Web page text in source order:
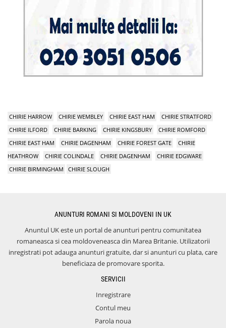
CHIRIE HARROW CHIRIE WEMBLEY CHIRIE EAST HAM
CHIRIE STRATFORD
CHIRIE ILFORD
CHIRIE BARKING CHIRIE KINGSBURY
CHIRIE ROMFORD
CHIRIE EAST HAM
CHIRIE DAGENHAM CHIRIE FOREST GATE
CHIRIE
HEATHROW
CHIRIE COLINDALE CHIRIE DAGENHAM
CHIRIE EDGWARE
CHIRIE BIRMINGHAM
CHIRIE SLOUGH
ANUNTURI ROMANI SI MOLDOVENI IN UK
Anuntul UK este un portal de anunturi pentru comunitatea
romaneasca si cea moldoveneasca din Marea Britanie. Utilizatorii
inregistrati pot adauga anunturi gratuite, dar si anunturi cu plata, care
beneficiaza de promovare sporita.
SERVICII
Inregistrare
Contul meu
Parola noua